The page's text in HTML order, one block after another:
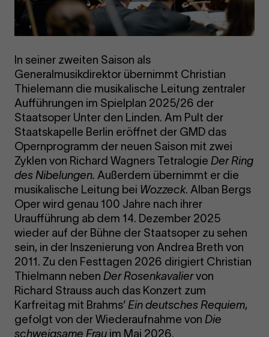
In seiner zweiten Saison als
Generalmusikdirektor übernimmt Christian
Thielemann die musikalische Leitung zentraler
Aufführungen im Spielplan 2025/26 der
Staatsoper Unter den Linden. Am Pult der
Staatskapelle Berlin eröffnet der GMD das
Opernprogramm der neuen Saison mit zwei
Zyklen von Richard Wagners Tetralogie Der Ring
des Nibelungen. Außerdem übernimmt er die
musikalische Leitung bei Wozzeck. Alban Bergs
Oper wird genau 100 Jahre nach ihrer
Uraufführung ab dem 14. Dezember 2025
wieder auf der Bühne der Staatsoper zu sehen
sein, in der Inszenierung von Andrea Breth von
2011. Zu den Festtagen 2026 dirigiert Christian
Thielmann neben Der Rosenkavaliervon
Richard Strauss auch das Konzert zum
Karfreitag mit Brahms‘ Ein deutsches Requiem,
gefolgt von der Wiederaufnahme von Die
schweigsame Frau im Mai 2026.